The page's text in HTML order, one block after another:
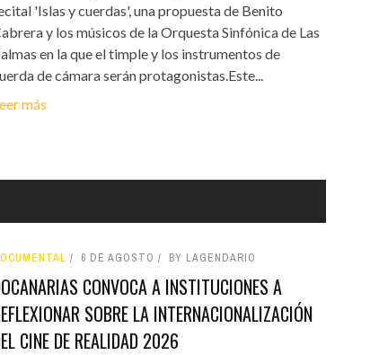
'Islas y cuerdas', una propuesta de Benito
y los músicos de la Orquesta Sinfónica de Las
en la que el timple y los instrumentos de
de cámara serán protagonistas.Este...
más
6 DE AGOSTO BY LAGENDARIO
CONVOCA A INSTITUCIONES A
SOBRE LA INTERNACIONALIZACIÓN
CINE DE REALIDAD 2026